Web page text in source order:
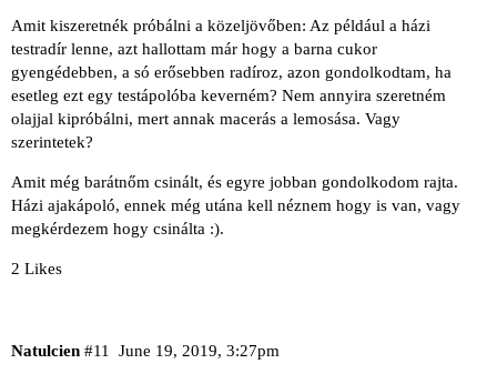
Amit kiszeretnék próbálni a közeljövőben: Az például a házi
testradír lenne, azt hallottam már hogy a barna cukor
gyengédebben, a só erősebben radíroz, azon gondolkodtam, ha
esetleg ezt egy testápolóba keverném? Nem annyira szeretném
olajjal kipróbálni, mert annak macerás a lemosása. Vagy
szerintetek?
Amit még barátnőm csinált, és egyre jobban gondolkodom rajta.
Házi ajakápoló, ennek még utána kell néznem hogy is van, vagy
megkérdezem hogy csinálta :).
2 Likes
Natulcien June 19, 2019, 3:27pm
#11